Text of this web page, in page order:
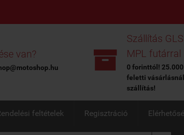
van? 
Szállítás
MPL futárral
0 forinttól!
feletti
szállítás!
feltételek Regisztráció